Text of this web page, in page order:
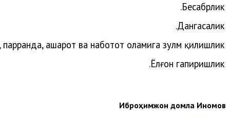
Бесабрлик.
Дангасалик.
парранда, ҳашарот ва наботот оламига зулм қилишлик
Ёлғон гапиришлик
.
Иброҳимжон домла Иномов